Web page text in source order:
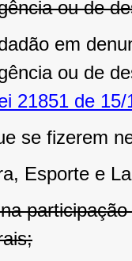
ou de
em
ou de
21851 de 15/
se fizerem
Esporte e